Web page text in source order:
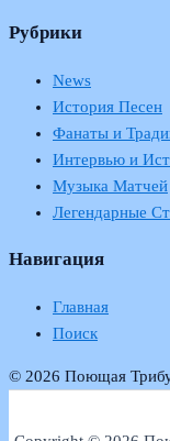
Рубрики
News
История Песен
Фанаты и
Интервью и
Музыка Матчей
Легендарные
Навигация
Главная
Поиск
© 2026 Поющая